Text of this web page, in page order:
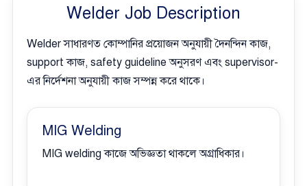
Welder Job Description
Welder সাধারণত কোম্পানির প্রয়োজন অনুযায়ী দৈনন্দিন কাজ,
support কাজ, safety guideline অনুসরণ এবং supervisor-
এর নির্দেশনা অনুযায়ী কাজ সম্পন্ন করে থাকে।
MIG Welding
MIG welding কাজে অভিজ্ঞতা থাকলে অগ্রাধিকার।